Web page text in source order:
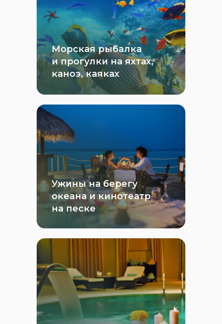
Ужины на берегу
океана и кинотеатр
на песке
Морская рыбалка
и прогулки на яхтах,
каноэ, каяках